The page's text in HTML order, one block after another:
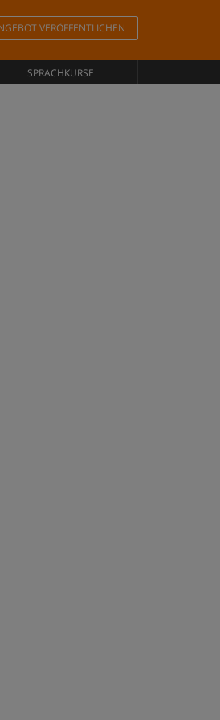
VERÖFFENTLICHEN
SPRACHKURSE